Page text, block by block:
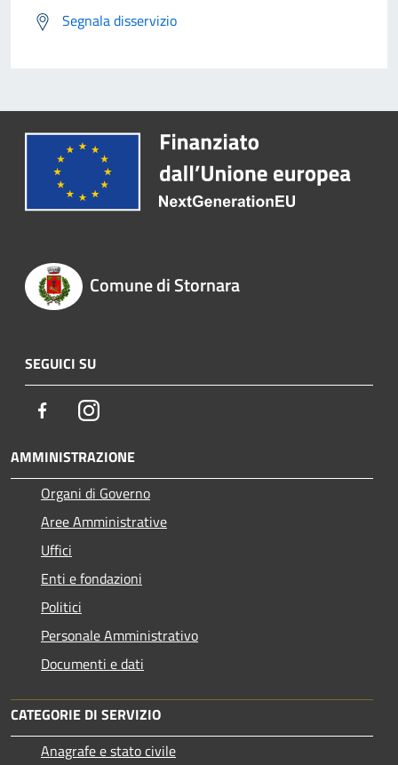
Segnala disservizio
Comune di Stornara
SEGUICI SU
FacebookInstagram
AMMINISTRAZIONE
Organi di Governo
Aree Amministrative
Uffici
Enti e fondazioni
Politici
Personale Amministrativo
Documenti e dati
CATEGORIE DI SERVIZIO
Anagrafe e stato civile